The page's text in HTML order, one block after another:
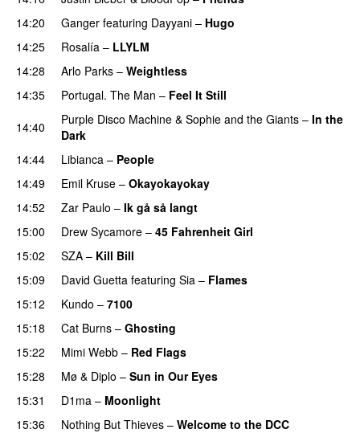
14:20
Ganger featuring Dayyani – Hugo
14:25
Rosalía – LLYLM
14:28 Arlo Parks – Weightless
14:35
Portugal. The Man – Feel It Still
14:40 Purple Disco Machine & Sophie and the Giants – In the
Dark
14:44
Libianca – People
14:49 Emil Kruse – Okayokayokay
14:52
Zar Paulo – Ik gå så langt
15:00
Drew Sycamore – 45 Fahrenheit Girl
15:02
SZA – Kill Bill
15:09
David Guetta featuring Sia – Flames
15:12
Kundo – 7100
15:18
Cat Burns – Ghosting
15:22
Mimi Webb – Red Flags
15:28
Mø & Diplo – Sun in Our Eyes
15:31
D1ma – Moonlight
15:36
Nothing But Thieves – Welcome to the DCC